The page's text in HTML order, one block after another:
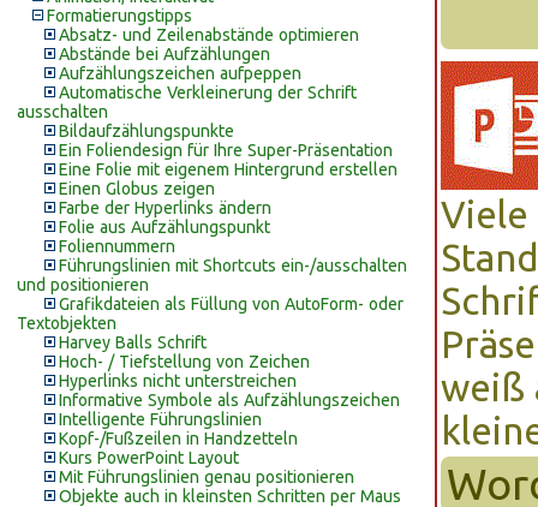
Formatierungstipps
Absatz- und Zeilenabstände optimieren
Abstände bei Aufzählungen
Aufzählungszeichen aufpeppen
Automatische Verkleinerung der Schrift
ausschalten
Bildaufzählungspunkte
Ein Foliendesign für Ihre Super-Präsentation
Eine Folie mit eigenem Hintergrund erstellen
Einen Globus zeigen
Farbe der Hyperlinks ändern
Folie aus Aufzählungspunkt
Foliennummern
Führungslinien mit Shortcuts ein-/ausschalten
und positionieren
Grafikdateien als Füllung von AutoForm- oder
Textobjekten
Harvey Balls Schrift
Hoch- / Tiefstellung von Zeichen
Hyperlinks nicht unterstreichen
Informative Symbole als Aufzählungszeichen
Intelligente Führungslinien
Kopf-/Fußzeilen in Handzetteln
Kurs PowerPoint Layout
Mit Führungslinien genau positionieren
Objekte auch in kleinsten Schritten per Maus
Viele
weiß